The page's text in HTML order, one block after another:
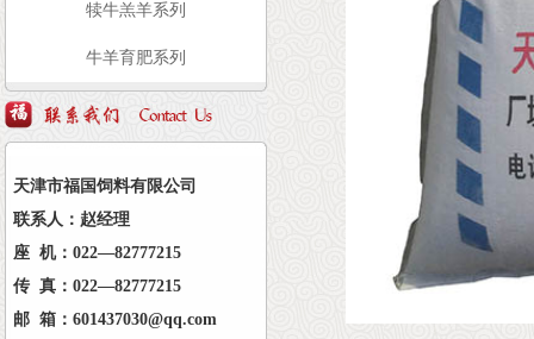
犊牛羔羊系列
牛羊育肥系列
天津市福国饲料有限公司
联系人：赵经理
座 机：022—82777215
传 真：022—82777215
邮 箱：601437030@qq.com